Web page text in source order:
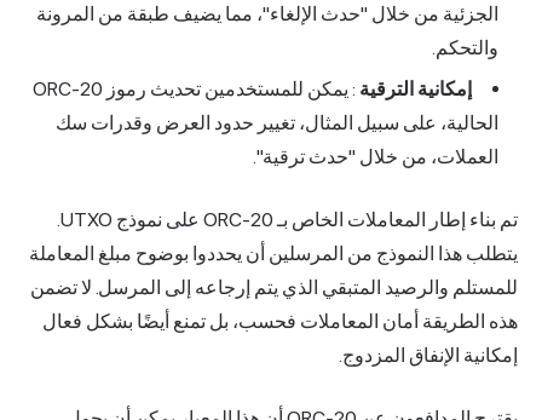
الجزئية من خلال "حدث الإلغاء"، مما يضيف طبقة من المرونة
والتحكم.
إمكانية الترقية
: يمكن للمستخدمين تحديث رموز ORC-20
الحالية، على سبيل المثال، تغيير حدود العرض وقدرات سك
العملات، من خلال "حدث ترقية".
تم بناء إطار المعاملات الخاص بـ ORC-20 على نموذج UTXO.
يتطلب هذا النموذج من المرسلين أن يحددوا بوضوح مبلغ المعاملة
للمستلم والرصيد المتبقي الذي يتم إرجاعه إلى المرسل. لا تضمن
هذه الطريقة أمان المعاملات فحسب، بل تمنع أيضًا بشكل فعال
إمكانية الإنفاق المزدوج.